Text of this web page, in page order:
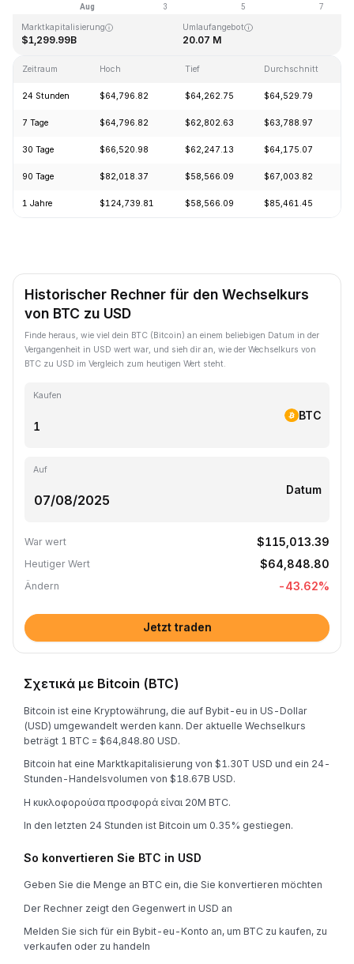
$126,080.00
Marktkapitalisierung
$1,299.99B
Umlaufangebot
20.07 M
Zeitraum Hoch Tief Durchschnitt
24 Stunden $64,796.82 $64,262.75 $64,529.79
7 Tage $64,796.82 $62,802.63 $63,788.97
30 Tage $66,520.98 $62,247.13 $64,175.07
90 Tage $82,018.37 $58,566.09 $67,003.82
1 Jahre $124,739.81 $58,566.09 $85,461.45
Historischer Rechner für den Wechselkurs
von BTC zu USD
Finde heraus, wie viel dein BTC (Bitcoin) an einem beliebigen Datum in der
Vergangenheit in USD wert war, und sieh dir an, wie der Wechselkurs von
BTC zu USD im Vergleich zum heutigen Wert steht.
Kaufen
BTC
Auf
Datum
War wert $115,013.39
Heutiger Wert $64,848.80
Ändern -43.62%
Jetzt traden
Σχετικά με Bitcoin (BTC)
Bitcoin ist eine Kryptowährung, die auf Bybit-eu in US-Dollar
(USD) umgewandelt werden kann. Der aktuelle Wechselkurs
beträgt 1 BTC = $64,848.80 USD.
Bitcoin hat eine Marktkapitalisierung von $1.30T USD und ein 24-
Stunden-Handelsvolumen von $18.67B USD.
Η κυκλοφορούσα προσφορά είναι 20M BTC.
In den letzten 24 Stunden ist Bitcoin um 0.35% gestiegen.
So konvertieren Sie BTC in USD
Geben Sie die Menge an BTC ein, die Sie konvertieren möchten
Der Rechner zeigt den Gegenwert in USD an
Melden Sie sich für ein Bybit-eu-Konto an, um BTC zu kaufen, zu
verkaufen oder zu handeln